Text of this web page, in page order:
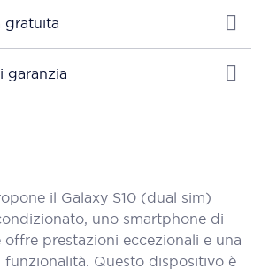
gratuita
garanzia
il Galaxy S10 (dual sim)
uno smartphone di
prestazioni eccezionali e una
funzionalità. Questo dispositivo è